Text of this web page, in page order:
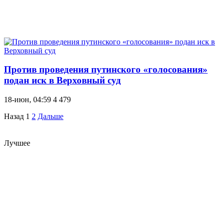
Против проведения путинского «голосования»
подан иск в Верховный суд
18-июн, 04:59 4 479
Назад 1 2 Дальше
Лучшее